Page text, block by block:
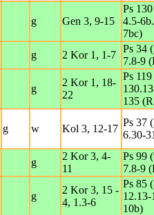
g Gen 3, 9-15
Ps
4.5-
7bc)
g 2 Kor 1, 1-7
Ps 34
7.8-9
g
2 Kor 1, 18-
22
Ps
135
g w Kol 3, 12-17
Ps 37
6.30-
g
2 Kor 3, 4-
11
Ps 99
7.8-9
g
2 Kor 3, 15 -
4, 1.3-6
Ps 85
10b)